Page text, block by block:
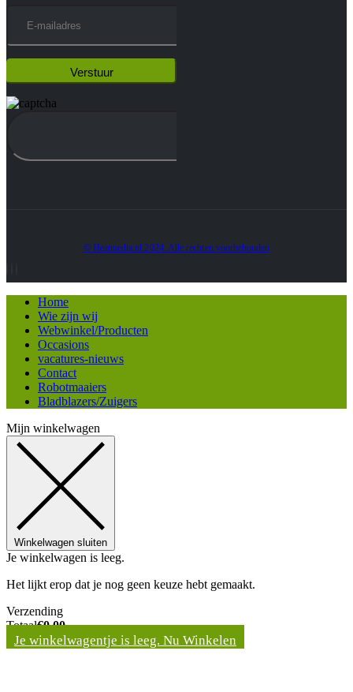
© Heatmedia.nl 2024. Alle rechten voorbehouden
Home
Wie zijn wij
Webwinkel/Producten
Occasions
vacatures-nieuws
Contact
Robotmaaiers
Bladblazers/Zuigers
Mijn winkelwagen
Winkelwagen sluiten
Je winkelwagen is leeg.
Het lijkt erop dat je nog geen keuze hebt gemaakt.
Verzending
Totaal€0,00
Je winkelwagentje is leeg. Nu Winkelen